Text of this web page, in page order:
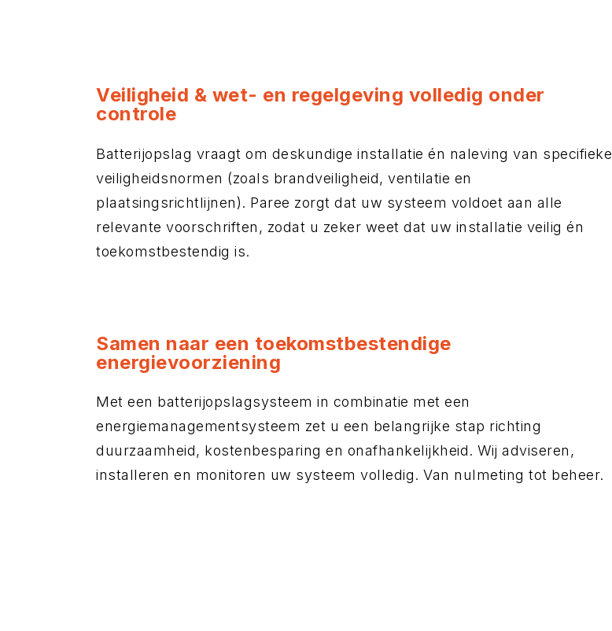
Veiligheid & wet- en regelgeving volledig onder
controle
Batterijopslag vraagt om deskundige installatie én naleving van specifieke
veiligheidsnormen (zoals brandveiligheid, ventilatie en
plaatsingsrichtlijnen). Paree zorgt dat uw systeem voldoet aan alle
relevante voorschriften, zodat u zeker weet dat uw installatie veilig én
toekomstbestendig is.
Samen naar een toekomstbestendige
energievoorziening
Met een batterijopslagsysteem in combinatie met een
energiemanagementsysteem zet u een belangrijke stap richting
duurzaamheid, kostenbesparing en onafhankelijkheid. Wij adviseren,
installeren en monitoren uw systeem volledig. Van nulmeting tot beheer.